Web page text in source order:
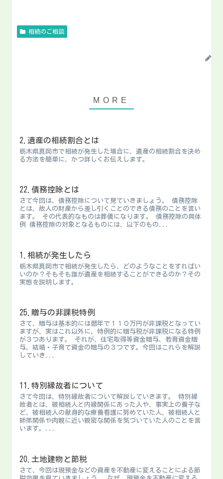
相続のご相談
2.遺産の相続割合とは
栃木県真岡市で相続が発生した場合に、遺産の相続割合を決め
る方法を簡単に、かつ詳しくお伝えします。
22.債務控除とは
さて今回は、債務控除について見ていきましょう。 債務控除
とは、故人の財産から差し引くことのできる債務のことを言い
ます。 その代表的なものは葬儀になります。 債務控除の具体
例 債務控除の対象となるものには、以下のもの...
1.相続が発生したら
栃木県真岡市で相続が発生したら、どのようなことをすればい
いのか？そもそも誰が遺産を相続することができるのか？その
実態を説明します。
25.贈与の非課税特例
さて、贈与は基本的には暦年で１１０万円が非課税となってい
ますが、実はこれ以外に、特例的に贈与税が非課税になる特例
が３つあります。 それが、住宅取得等資金贈与、教育資金贈
与、結婚・子育て資金の贈与の３つです。今回はこれらを解説
していき...
11.特別縁故者について
さて今回は、特別縁故者について解説していきます。 特別縁
故者とは、被相続人と内縁関係にあった人や、事実上の養子な
ど、被相続人の献身的な療養看護に努めていた人、被相続人と
師弟関係や肉親に近い親密な関係を気づいていた人のことを言
います。...
20.土地建物と節税
さて、今回は現預金などの資産を不動産に変えることによる節